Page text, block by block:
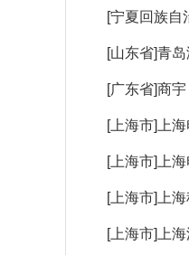
[宁夏回族自
[山东省]青
[广东省]商
[上海市]上
[上海市]上
[上海市]上
[上海市]上